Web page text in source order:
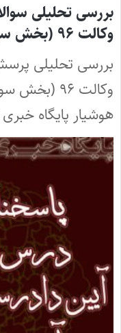
بررسی تحلیلی
وکالت ۹۶ (بخش سوم – پایانی)
بررسی تحلیلی
وکالت ۹۶
هوشیار پایگاه